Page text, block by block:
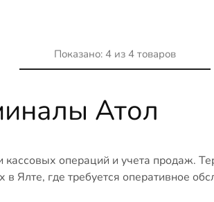
Показано: 4 из 4 товаров
Атол
операций и учета продаж.
Ялте, где требуется оперативное